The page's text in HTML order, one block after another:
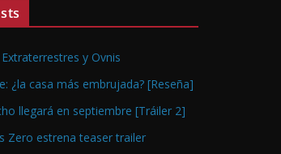
y Ovnis
¿la casa más embrujada? [Reseña]
llegará en septiembre [Tráiler 2]
Zero estrena teaser trailer